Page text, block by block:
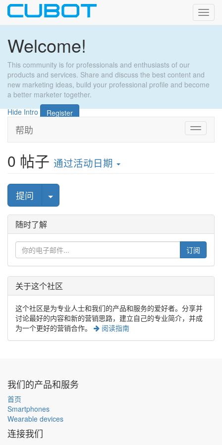
Welcome!
This community is for professionals and enthusiasts of our
products and services. Share and discuss the best content and
new marketing ideas, build your professional profile and become
a better marketer together.
Hide Intro
Register
切
换
帮助
0 帖子 通过活动日期
提问 选择帖子
随时了解
订阅
关于这个社区
这个社区是为专业人士和我们的产品和服务的爱好者。分享并
讨论最好的内容和新的营销思路，建立自己的专业简介，并成
为一个更好的营销合作。
阅读指南
我们的产品和服务
首页
Smartphones
Wearable devices
连接我们